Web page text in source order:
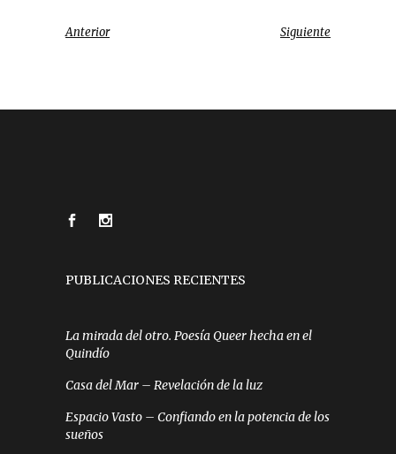
Anterior Siguiente
PUBLICACIONES RECIENTES
La mirada del otro. Poesía Queer hecha en el
Quindío
Casa del Mar – Revelación de la luz
Espacio Vasto – Confiando en la potencia de los
sueños